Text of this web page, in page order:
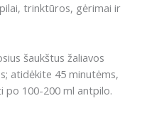
trinktūros, gėrimai ir
šaukštus žaliavos
atidėkite 45 minutėms,
po 100-200 ml antpilo.